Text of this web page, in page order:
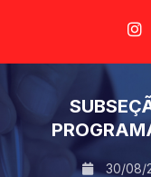
30/08/